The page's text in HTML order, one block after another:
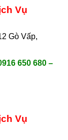
Vụ
Gò Vấp,
650 680 –
Vụ